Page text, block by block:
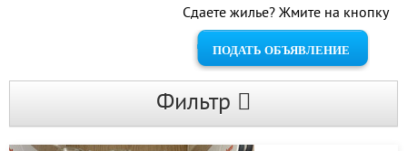
Сдаете жилье? Жмите на кнопку
ПОДАТЬ ОБЪЯВЛЕНИЕ
Фильтр